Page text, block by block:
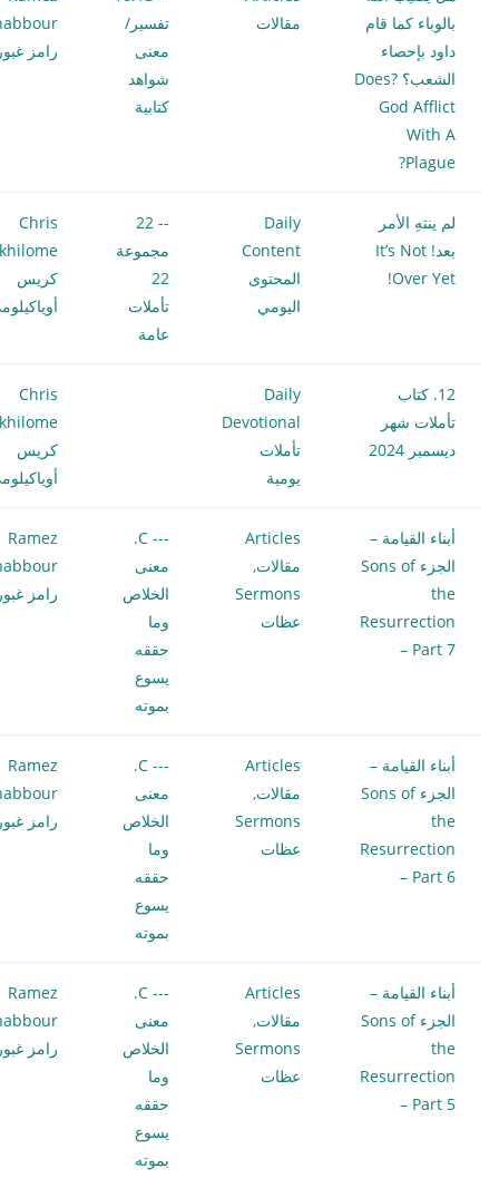
بالوباء كما قام
داود بإحصاء
الشعب؟ ?Does
God Afflict
With A
Plague?
مقالات
تفسير/
معنى
شواهد
كتابية
رامز
لم ينتهِ الأمر
بعد! It’s Not
Over Yet!
Daily
Content
المحتوى
اليومي
-- 22
مجموعة
22
تأملات
عامة
Chris
كريس
12. كتاب
تأملات شهر
ديسمبر 2024
Daily
Devotional
تأملات
يومية
Chris
كريس
أبناء القيامة –
الجزء Sons of
the
Resurrection
– Part 7
Articles
مقالات,
Sermons
عظات
--- C.
معنى
الخلاص
وما
حققه
يسوع
بموته
Ramez
رامز
أبناء القيامة –
الجزء Sons of
the
Resurrection
– Part 6
Articles
مقالات,
Sermons
عظات
--- C.
معنى
الخلاص
وما
حققه
يسوع
بموته
Ramez
رامز
أبناء القيامة –
الجزء Sons of
the
Resurrection
– Part 5
Articles
مقالات,
Sermons
عظات
--- C.
معنى
الخلاص
وما
حققه
يسوع
بموته
Ramez
رامز